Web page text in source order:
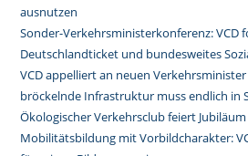
ausnutzen
Sonder-Verkehrsministerkonferenz: VCD
Deutschlandticket und bundesweites
VCD appelliert an neuen
bröckelnde Infrastruktur muss endlich in
Ökologischer Verkehrsclub feiert
Mobilitätsbildung mit Vorbildcharakter: